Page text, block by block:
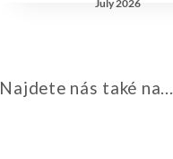
Najdete nás také na...